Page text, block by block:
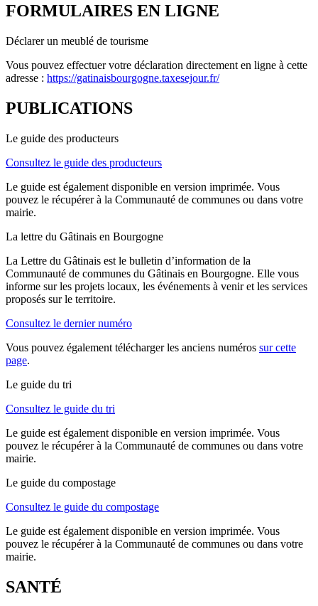
FORMULAIRES EN LIGNE
Déclarer un meublé de tourisme
Vous pouvez effectuer votre déclaration directement en ligne à cette
adresse : https://gatinaisbourgogne.taxesejour.fr/
PUBLICATIONS
Le guide des producteurs
Consultez le guide des producteurs
Le guide est également disponible en version imprimée. Vous
pouvez le récupérer à la Communauté de communes ou dans votre
mairie.
La lettre du Gâtinais en Bourgogne
La Lettre du Gâtinais est le bulletin d’information de la
Communauté de communes du Gâtinais en Bourgogne. Elle vous
informe sur les projets locaux, les événements à venir et les services
proposés sur le territoire.
Consultez le dernier numéro
Vous pouvez également télécharger les anciens numéros sur cette
page.
Le guide du tri
Consultez le guide du tri
Le guide est également disponible en version imprimée. Vous
pouvez le récupérer à la Communauté de communes ou dans votre
mairie.
Le guide du compostage
Consultez le guide du compostage
Le guide est également disponible en version imprimée. Vous
pouvez le récupérer à la Communauté de communes ou dans votre
mairie.
SANTÉ